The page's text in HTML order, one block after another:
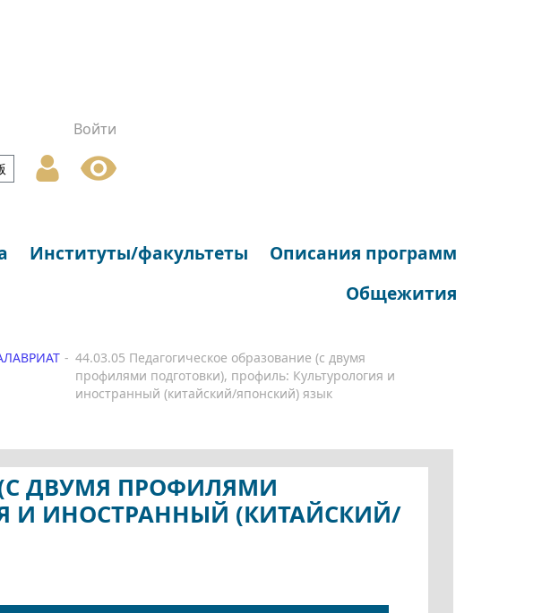
Войти
Институты/факультеты
Описания программ
Общежития
44.03.05 Педагогическое образование (с двумя
профилями подготовки), профиль: Культурология и
иностранный (китайский/японский) язык
(С ДВУМЯ ПРОФИЛЯМИ
И ИНОСТРАННЫЙ (КИТАЙСКИЙ/